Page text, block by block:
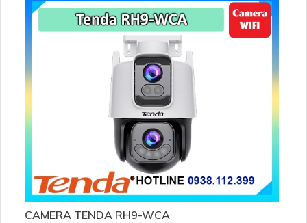
CAMERA TENDA RH9-WCA